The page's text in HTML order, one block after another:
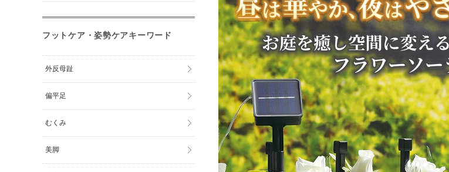
フットケア・姿勢ケアキーワード
外反母趾
偏平足
むくみ
美脚